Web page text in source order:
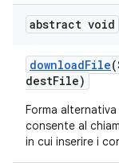
abstract void
downloadFile
destFile)
Forma alternativa
consente al
in cui inserire i